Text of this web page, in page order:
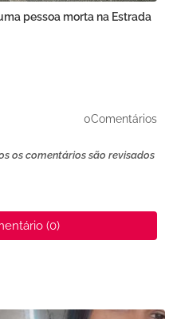
pessoa morta na Estrada
0Comentários
os comentários são revisados
(0)